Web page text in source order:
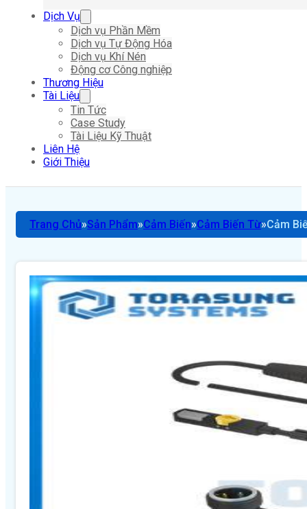
Dịch Vụ
Dịch vụ Phần Mềm
Dịch vụ Tự Động Hóa
Dịch vụ Khí Nén
Động cơ Công nghiệp
Thương Hiệu
Tài Liệu
Tin Tức
Case Study
Tài Liệu Kỹ Thuật
Liên Hệ
Giới Thiệu
Trang Chủ Sản Phẩm Cảm Biến Cảm Biến Từ Cảm